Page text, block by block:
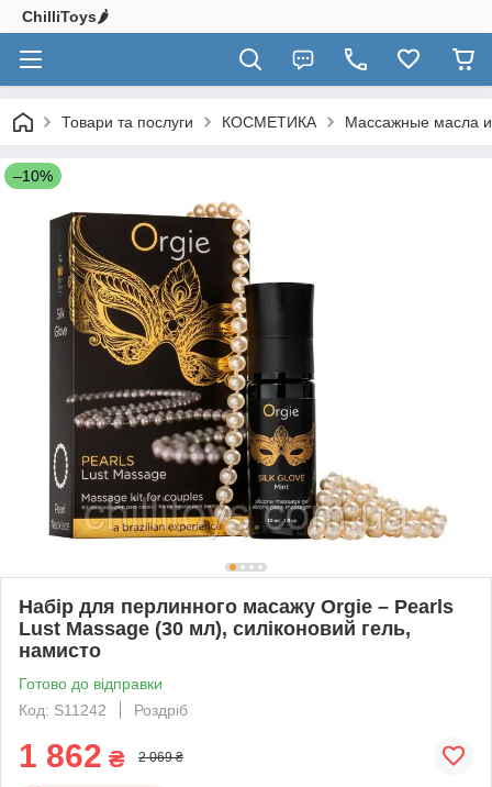
ChilliToys🌶️
Товари та послуги КОСМЕТИКА Массажные масла
–10%
Набір для перлинного масажу Orgie – Pearls
Lust Massage (30 мл), силіконовий гель,
намисто
Готово до відправки
Код: S11242
Роздріб
1 862 ₴ 2 069 ₴